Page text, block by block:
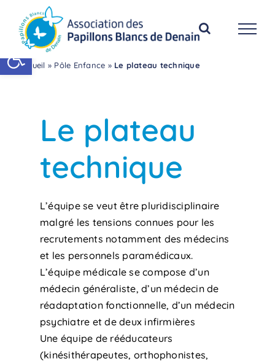
Ouvrir la barre d’outils
contenu
Accueil » Pôle Enfance » Le plateau technique
Le plateau
technique
L’équipe se veut être pluridisciplinaire
malgré les tensions connues pour les
recrutements notamment des médecins
et les personnels paramédicaux.
L’équipe médicale se compose d’un
médecin généraliste, d’un médecin de
réadaptation fonctionnelle, d’un médecin
psychiatre et de deux infirmières
Une équipe de rééducateurs
(kinésithérapeutes, orthophonistes,